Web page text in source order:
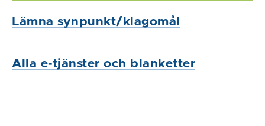
Lämna synpunkt/klagomål
Alla e-tjänster och blanketter